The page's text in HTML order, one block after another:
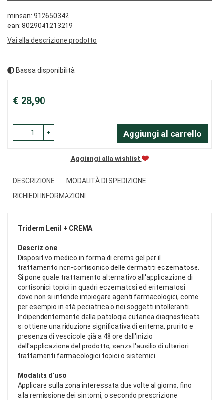
minsan: 912650342
ean: 8029041213219
Vai alla descrizione prodotto
Bassa disponibilità
Prezzo
€ 28,90
- + Aggiungi al carrello
Aggiungi alla wishlist
DESCRIZIONE
MODALITÀ DI SPEDIZIONE
RICHIEDI INFORMAZIONI
Triderm Lenil + CREMA
Descrizione
Dispositivo medico in forma di crema gel per il
trattamento non-cortisonico delle dermatiti eczematose.
Si pone quale trattamento alternativo all'applicazione di
cortisonici topici in quadri eczematosi ed eritematosi
dove non si intende impiegare agenti farmacologici, come
per esempio in età pediatrica o nei soggetti intolleranti.
Indipendentemente dalla patologia cutanea diagnosticata
si ottiene una riduzione significativa di eritema, prurito e
presenza di vescicole già a 48 ore dall'inizio
dell'applicazione del prodotto, senza l'ausilio di ulteriori
trattamenti farmacologici topici o sistemici.
Modalità d'uso
Applicare sulla zona interessata due volte al giorno, fino
alla remissione dei sintomi, o secondo prescrizione